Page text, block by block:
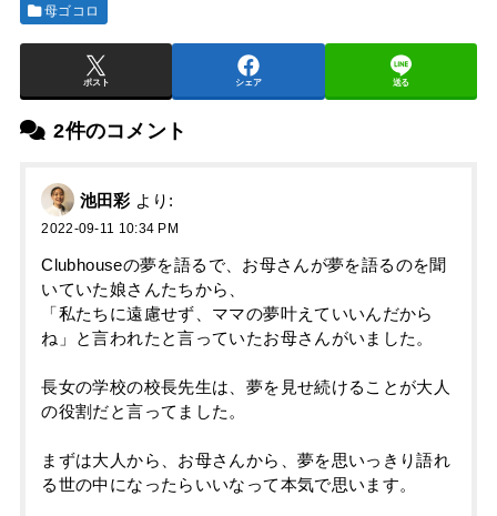
母ゴコロ
ポスト シェア 送る
2件のコメント
池田彩 より:
2022-09-11 10:34 PM
Clubhouseの夢を語るで、お母さんが夢を語るのを聞
いていた娘さんたちから、
「私たちに遠慮せず、ママの夢叶えていいんだから
ね」と言われたと言っていたお母さんがいました。
長女の学校の校長先生は、夢を見せ続けることが大人
の役割だと言ってました。
まずは大人から、お母さんから、夢を思いっきり語れ
る世の中になったらいいなって本気で思います。